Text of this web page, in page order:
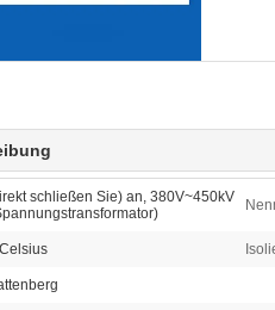
schließen Sie) an, 380V~450kV